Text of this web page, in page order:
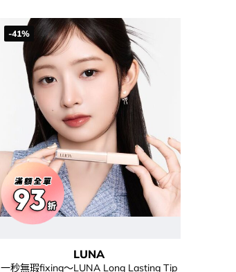
-41%
LUNA
一秒無瑕fixing～LUNA Long Lasting Tip